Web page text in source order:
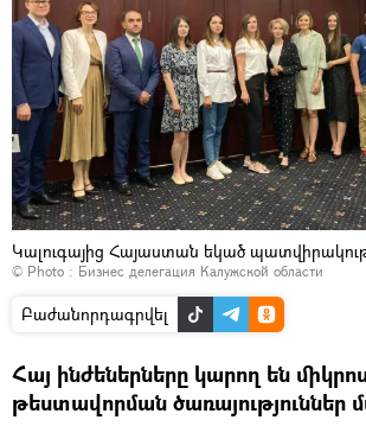
Կալուգայից Հայաստան եկած
© Photo : Бизнес делегация Калужской области
Բաժանորդագրվել
Հայ ինժեներները կարող են
թեստավորման ծառայություններ